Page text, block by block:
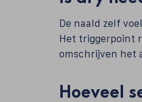
De naald zelf
Het triggerpoint
omschrijven het
Hoeveel